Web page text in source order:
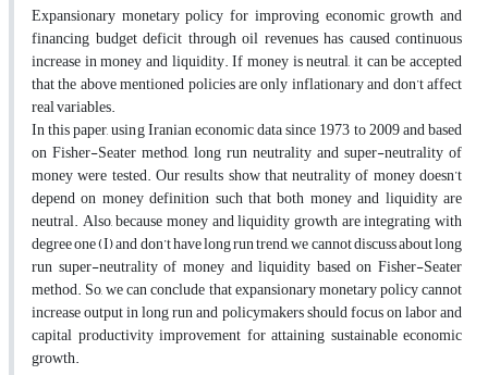
Expansionary monetary policy for improving economic growth and
financing budget deficit through oil revenues has caused continuous
increase in money and liquidity. If money is neutral, it can be accepted
that the above mentioned policies are only inflationary and don’t affect
real variables.
In this paper, using Iranian economic data since 1973 to 2009 and based
on Fisher-Seater method, long run neutrality and super-neutrality of
money were tested. Our results show that neutrality of money doesn’t
depend on money definition such that both money and liquidity are
neutral. Also, because money and liquidity growth are integrating with
degree one (I) and don’t have long run trend, we cannot discuss about long
run super-neutrality of money and liquidity based on Fisher-Seater
method. So, we can conclude that expansionary monetary policy cannot
increase output in long run and policymakers should focus on labor and
capital productivity improvement for attaining sustainable economic
growth.